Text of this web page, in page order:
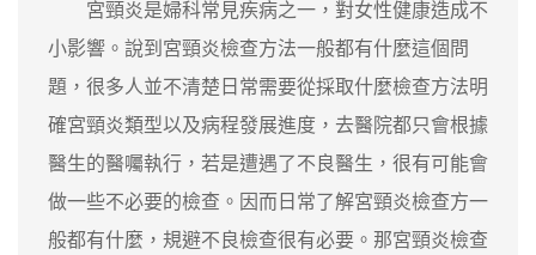
宮頸炎是婦科常見疾病之一，對女性健康造成不
小影響。說到宮頸炎檢查方法一般都有什麼這個問
題，很多人並不清楚日常需要從採取什麼檢查方法明
確宮頸炎類型以及病程發展進度，去醫院都只會根據
醫生的醫囑執行，若是遭遇了不良醫生，很有可能會
做一些不必要的檢查。因而日常了解宮頸炎檢查方一
般都有什麼，規避不良檢查很有必要。那宮頸炎檢查